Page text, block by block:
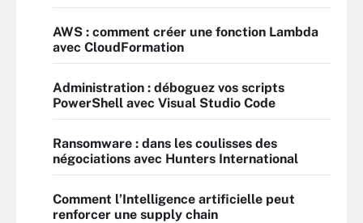
AWS : comment créer une fonction Lambda
avec CloudFormation
Administration : déboguez vos scripts
PowerShell avec Visual Studio Code
Ransomware : dans les coulisses des
négociations avec Hunters International
Comment l’Intelligence artificielle peut
renforcer une supply chain